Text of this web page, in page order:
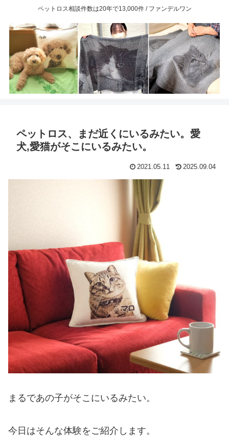
ペットロス相談件数は20年で13,000件 / ファンデルワン
ペットロス、まだ近くにいるみたい。愛
犬,愛猫がそこにいるみたい。
2021.05.11 2025.09.04
まるであの子がそこにいるみたい。
今日はそんな体験をご紹介します。